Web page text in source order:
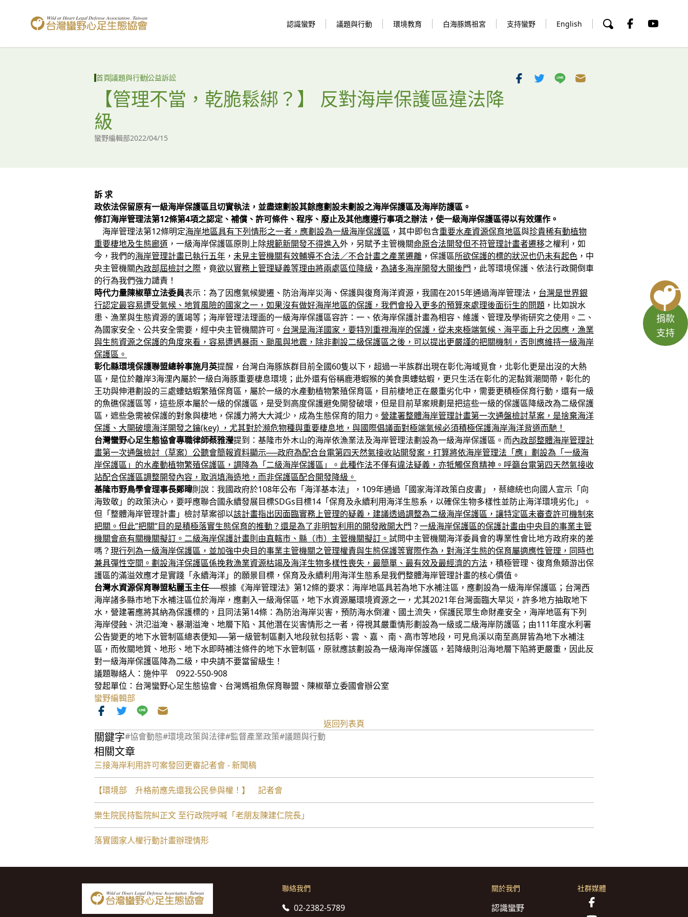
台灣蠻野心足生態協會
認識蠻野 議題與行動 環境教育 白海豚媽祖宮 支持蠻野 English
捐款
支持
首頁議題與行動公益訴訟
【管理不當，乾脆鬆綁？】 反對海岸保護區違法降
級
蠻野編輯部2022/04/15
訴 求
政依法保留原有一級海岸保護區且切實執法，並盡速劃設其餘應劃設未劃設之海岸保護區及海岸防護區。
修訂海岸管理法第12條第4項之認定、補償、許可條件、程序、廢止及其他應遵行事項之辦法，使一級海岸保護區得以有效運作。
海岸管理法第12條明定海岸地區具有下列情形之一者，應劃設為一級海岸保護區 ，其中即包含重要水產資源保育地區與珍貴稀有動植物
重要棲地及生態廊道 ，一級海岸保護區原則上除規範新開發不得進入外，另賦予主管機關命原合法開發但不符管理計畫者遷移之權利，如
今，我們的海岸管理計畫已執行五年 ， 未見主管機關有效輔導不合法／不合計畫之產業遷離 ，保護區所欲保護的標的狀況也仍未有起色 ，中
央主管機關內政部屆檢討之際 ，竟欲以實務上管理疑義等理由將兩處區位降級 ， 為諸多海岸開發大開後門 ，此等環境保護、依法行政開倒車
的行為我們強力譴責！
時代力量陳椒華立法委員表示：為了因應氣候變遷、防治海岸災海、保護與復育海洋資源，我國在2015年通過海岸管理法， 台灣是世界銀
行認定最容易遭受氣候、地質風險的國家之一，如果沒有做好海岸地區的保護，我們會投入更多的預算來處理後面衍生的問題 ，比如說水
患、漁業與生態資源的匱竭等；海岸管理法理面的一級海岸保護區容許：一、依海岸保護計畫為相容、維護、管理及學術研究之使用。二、
為國家安全、公共安全需要，經中央主管機關許可。 台灣是海洋國家，要特別重視海岸的保護，從未來極端氣候、海平面上升之因應，漁業
與生態資源之保護的角度來看，容易遭遇暴雨、颱風與地震，除非劃設二級保護區之後，可以提出更嚴謹的把關機制，否則應維持一級海岸
保護區。
彰化縣環境保護聯盟總幹事施月英提醒，台灣白海豚族群目前全國60隻以下，超過一半族群出現在彰化海域覓食，北彰化更是出沒的大熱
區，是位於離岸3海浬內屬於一級白海豚重要棲息環境；此外還有俗稱鹿港蝦猴的美食奧螻蛄蝦，更只生活在彰化的泥黏質潮間帶，彰化的
王功與伸港劃設的三處螻蛄蝦繁殖保育區，屬於一級的水產動植物繁殖保育區，目前棲地正在嚴重劣化中，需要更積極保育行動，還有一級
的魚礁保護區等，這些原本屬於一級的保護區，是受到高度保護避免開發破壞，但是目前草案規劃是把這些一級的保護區降級改為二級保護
區，遮些急需被保護的對象與棲地，保護力將大大減少，成為生態保育的阻力。 營建署整體海岸管理計畫第一次通盤檢討草案，是捨棄海洋
保護、大開破壞海洋開發之鑰(key) ，尤其對於瀕危物種與重要棲息地，與國際倡議面對極端氣候必須積極保護海岸海洋背道而馳！
台灣蠻野心足生態協會專職律師蔡雅瀅提到：基隆市外木山的海岸依漁業法及海岸管理法劃設為一級海岸保護區。而內政部整體海岸管理計
畫第一次通盤檢討（草案）公聽會簡報資料顯示──政府為配合台電第四天然氣接收站開發案，打算將依海岸管理法「應」劃設為「一級海
岸保護區」的水產動植物繁殖保護區，調降為「二級海岸保護區」。此種作法不僅有違法疑義，亦牴觸保育精神。呼籲台電第四天然氣接收
站配合保護區調整開發內容，取消填海造地，而非保護區配合開發降級。
基隆市野鳥學會理事長鄭暐則說：我國政府於108年公布「海洋基本法」，109年通過「國家海洋政策白皮書」，蔡總統也向國人宣示「向
海致敬」的政策決心，要呼應聯合國永續發展目標SDGs目標14「保育及永續利用海洋生態系，以確保生物多樣性並防止海洋環境劣化」。
但「整體海岸管理計畫」檢討草案卻以該計畫指出因面臨實務上管理的疑義，建議透過調整為二級海岸保護區，讓特定區未審查許可機制來
把關。但此”把關”目的是積極落實生態保育的推動？還是為了非明智利用的開發敞開大門 ？一級海岸保護區的保護計畫由中央目的事業主管
機關會商有關機關擬訂。二級海岸保護計畫則由直轄市、縣（市）主管機關擬訂。 試問中主管機關海洋委員會的專業性會比地方政府來的差
嗎？現行列為一級海岸保護區，並加強中央目的事業主管機關之管理權責與生態保護等實際作為，對海洋生態的保育屬適應性管理，同時也
兼具彈性空間。劃設海洋保護區係挽救漁業資源枯竭及海洋生物多樣性喪失，最簡單、最有效及最經濟的方法 ，積極管理、復育魚類游出保
護區的滿溢效應才是實踐「永續海洋」的願景目標，保育及永續利用海洋生態系是我們整體海岸管理計畫的核心價值。
台灣水資源保育聯盟粘麗玉主任──根據《海岸管理法》第12條的要求：海岸地區具若為地下水補注區，應劃設為一級海岸保護區；台灣西
海岸諸多縣市地下水補注區位於海岸，應劃入一級海保區，地下水資源屬環境資源之一，尤其2021年台灣面臨大旱災，許多地方抽取地下
水，營建署應將其納為保護標的，且同法第14條：為防治海岸災害，預防海水倒灌、國土流失，保護民眾生命財產安全，海岸地區有下列
海岸侵蝕、洪氾溢淹、暴潮溢淹、地層下陷、其他潛在災害情形之一者，得視其嚴重情形劃設為一級或二級海岸防護區；由111年度水利署
公告變更的地下水管制區總表便知──第一級管制區劃入地段就包括彰、雲 、嘉、 南、高市等地段，可見烏溪以南至高屏皆為地下水補注
區，而攸關地質、地形、地下水即時補注條件的地下水管制區，原就應該劃設為一級海岸保護區，若降級則沿海地層下陷將更嚴重，因此反
對一級海岸保護區降為二級，中央請不要當留級生！
議題聯絡人：施仲平 0922-550-908
發起單位：台灣蠻野心足生態協會、台灣媽祖魚保育聯盟、陳椒華立委國會辦公室
蠻野編輯部
返回列表頁
關鍵字#協會動態#環境政策與法律#監督產業政策#議題與行動
相關文章
三接海岸利用許可案發回更審記者會 - 新聞稿
【環境部 升格前應先還我公民參與權！】 記者會
樂生院民持監院糾正文 至行政院呼喊「老朋友陳建仁院長」
落實國家人權行動計畫辦理情形
聯絡我們
02-2382-5789
關於我們
認識蠻野
社群媒體